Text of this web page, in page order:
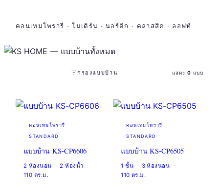
คอนเทมโพรารี่ · โมเดิร์น · นอร์ดิก · คลาสสิค · ลอฟท์
กรองแบบบ้าน แสดง0 แบบ
คอนเทมโพรารี่
STANDARD
แบบบ้าน KS-CP6606
2 ห้องนอน
2 ห้องน้ำ
110 ตร.ม.
คอนเทมโพรารี่
STANDARD
แบบบ้าน KS-CP6505
1 ชั้น
3 ห้องนอน
110 ตร.ม.